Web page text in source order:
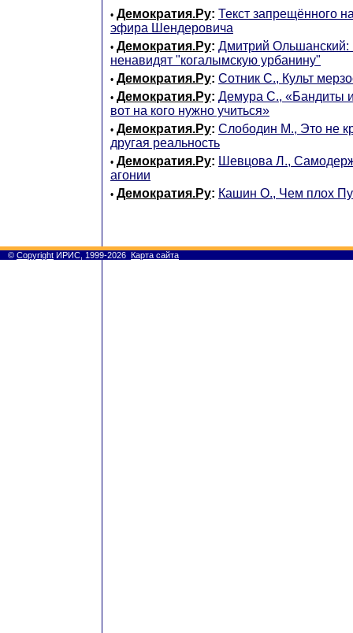
• Демократия.Ру: Текст запрещённого
эфира Шендеровича
• Демократия.Ру: Дмитрий Ольшанский:
ненавидят "когалымскую урбанину"
• Демократия.Ру: Сотник С., Культ
• Демократия.Ру: Демура С., «Бандиты
вот на кого нужно учиться»
• Демократия.Ру: Слободин М., Это не
другая реальность
• Демократия.Ру: Шевцова Л.,
агонии
• Демократия.Ру: Кашин О., Чем плох
© Copyright ИРИС, 1999-2026 Карта сайта